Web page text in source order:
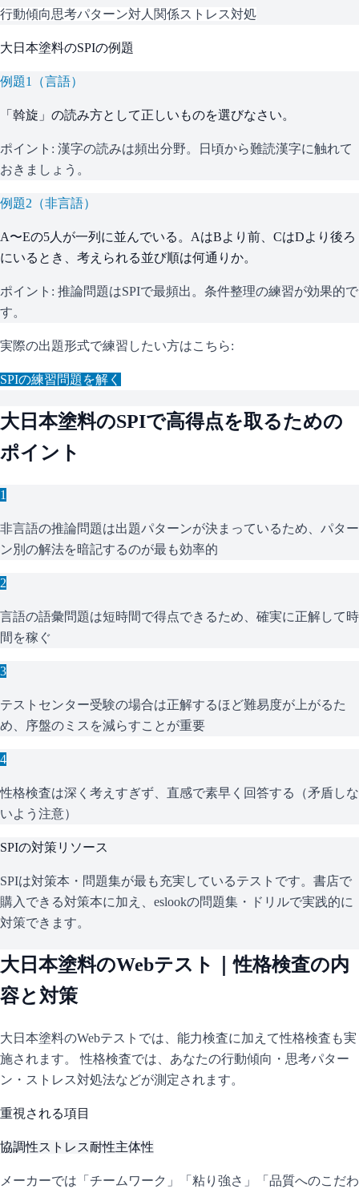
行動傾向思考パターン対人関係ストレス対処
大日本塗料のSPIの例題
例題1 （言語）
「斡旋」の読み方として正しいものを選びなさい。
ポイント: 漢字の読みは頻出分野。日頃から難読漢字に触れて
おきましょう。
例題2 （非言語）
A〜Eの5人が一列に並んでいる。AはBより前、CはDより後ろ
にいるとき、考えられる並び順は何通りか。
ポイント: 推論問題はSPIで最頻出。条件整理の練習が効果的で
す。
実際の出題形式で練習したい方はこちら:
SPIの練習問題を解く
大日本塗料のSPIで高得点を取るための
ポイント
1
非言語の推論問題は出題パターンが決まっているため、パター
ン別の解法を暗記するのが最も効率的
2
言語の語彙問題は短時間で得点できるため、確実に正解して時
間を稼ぐ
3
テストセンター受験の場合は正解するほど難易度が上がるた
め、序盤のミスを減らすことが重要
4
性格検査は深く考えすぎず、直感で素早く回答する（矛盾しな
いよう注意）
SPIの対策リソース
SPIは対策本・問題集が最も充実しているテストです。書店で
購入できる対策本に加え、eslookの問題集・ドリルで実践的に
対策できます。
大日本塗料のWebテスト｜性格検査の内
容と対策
大日本塗料のWebテストでは、能力検査に加えて性格検査も実
施されます。 性格検査では、あなたの行動傾向・思考パター
ン・ストレス対処法などが測定されます。
重視される項目
協調性ストレス耐性主体性
メーカーでは「チームワーク」「粘り強さ」「品質へのこだわ